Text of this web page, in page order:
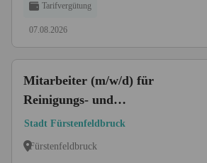
Tarifvergütung
07.08.2026
Mitarbeiter (m/w/d) für
Reinigungs- und
Hausmeisterdienste
Stadt Fürstenfeldbruck
Fürstenfeldbruck